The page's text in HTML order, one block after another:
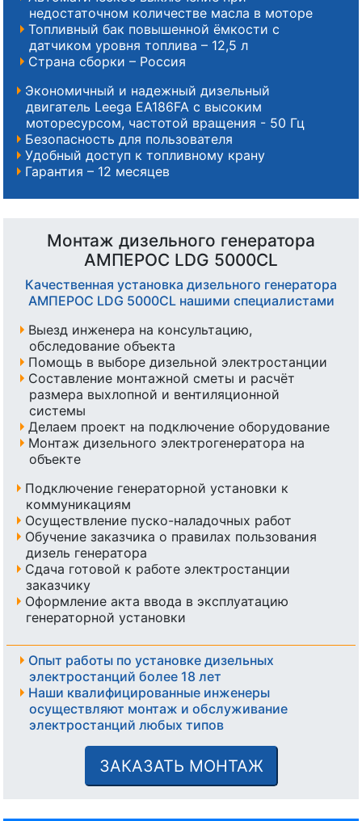
недостаточном количестве масла в моторе
Топливный бак повышенной ёмкости с
датчиком уровня топлива – 12,5 л
Страна сборки – Россия
Экономичный и надежный дизельный
двигатель Leega EA186FA с высоким
моторесурсом, частотой вращения - 50 Гц
Безопасность для пользователя
Удобный доступ к топливному крану
Гарантия – 12 месяцев
Монтаж дизельного генератора
АМПЕРОС LDG 5000CL
Качественная установка дизельного генератора
АМПЕРОС LDG 5000CL нашими специалистами
Выезд инженера на консультацию,
обследование объекта
Помощь в выборе дизельной электростанции
Составление монтажной сметы и расчёт
размера выхлопной и вентиляционной
системы
Делаем проект на подключение оборудование
Монтаж дизельного электрогенератора на
объекте
Подключение генераторной установки к
коммуникациям
Осуществление пуско-наладочных работ
Обучение заказчика о правилах пользования
дизель генератора
Сдача готовой к работе электростанции
заказчику
Оформление акта ввода в эксплуатацию
генераторной установки
Опыт работы по установке дизельных
электростанций более 18 лет
Наши квалифицированные инженеры
осуществляют монтаж и обслуживание
электростанций любых типов
ЗАКАЗАТЬ МОНТАЖ